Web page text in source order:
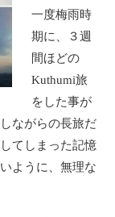
一度梅雨時
期に、３週
間ほどの
Kuthumi旅
をした事が
ながらの長旅だ
てしまった記憶
ように、無理な